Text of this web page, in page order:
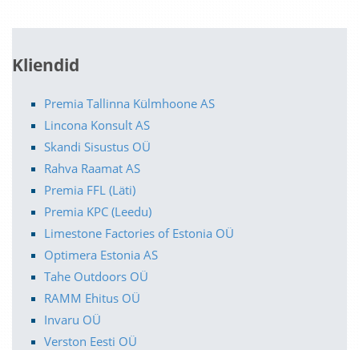
Kliendid
Premia Tallinna Külmhoone AS
Lincona Konsult AS
Skandi Sisustus OÜ
Rahva Raamat AS
Premia FFL (Läti)
Premia KPC (Leedu)
Limestone Factories of Estonia OÜ
Optimera Estonia AS
Tahe Outdoors OÜ
RAMM Ehitus OÜ
Invaru OÜ
Verston Eesti OÜ